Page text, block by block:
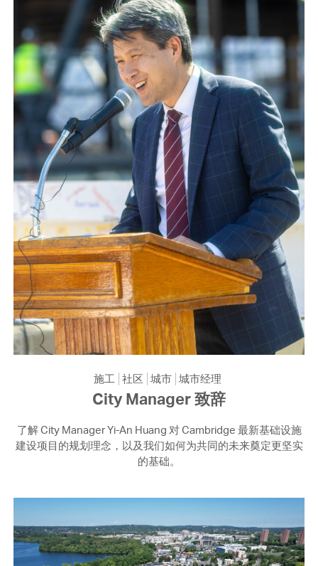
施工 社区 城市 城市经理
City Manager 致辞
了解 City Manager Yi-An Huang 对 Cambridge 最新基础设施
建设项目的规划理念，以及我们如何为共同的未来奠定更坚实
的基础。